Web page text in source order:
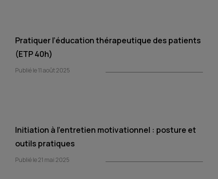
Pratiquer l’éducation thérapeutique des patients
(ETP 40h)
Publié le 11 août 2025
Initiation à l’entretien motivationnel : posture et
outils pratiques
Publié le 21 mai 2025